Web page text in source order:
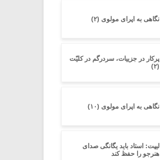
نگاهی به اپرای مولوی (۲)
پرکار در جزییات، سردرگم در کلیّت
(۲)
نگاهی به اپرای مولوی (۱۰)
لیپت: استاد باید یگانگی صدای
هنرجو را حفظ کند